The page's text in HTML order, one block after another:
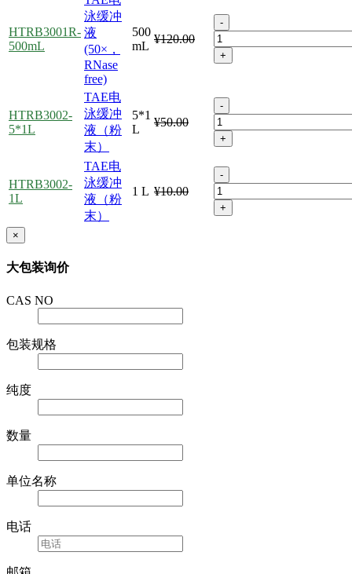
HTRB3001R-
500mL
泳缓冲
液
(50×，
RNase
free)
500
mL
¥120.00
-
+
HTRB3002-
5*1L
TAE电
泳缓冲
液（粉
末）
5*1
L
¥50.00
-
+
HTRB3002-
1L
TAE电
泳缓冲
液（粉
末）
1 L ¥10.00
-
+
×
大包装询价
CAS NO
包装规格
纯度
数量
单位名称
电话